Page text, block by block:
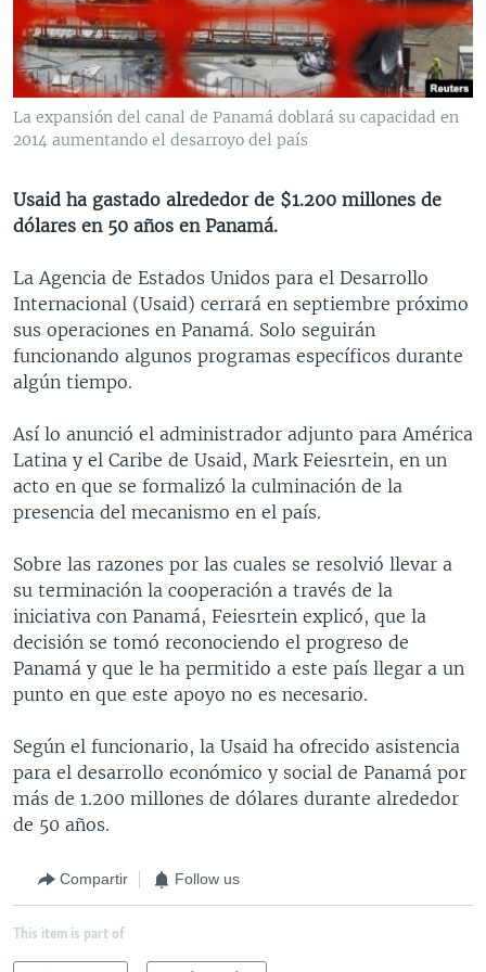
VENEZUELA
BRASIL
NICARAGUA
ECONOMÍA
ENTRETENIMIENTO Y CULTURA
TECNOLOGÍA
DEPORTES
MULTIMEDIA
VIDEOS
FOTOGRAFÍA
AUDIOS
PROGRAMAS TV
EL MUNDO AL DÍA
FORO INTERAMERICANO
LAS CLAVES
RADIO
AVANCE INFORMATIVO
BUENOS DÍAS AMÉRICA
EL MUNDO AL DÍA [RADIO]
FORO [RADIO]
DEPORTIVO INTERNACIONAL
DIRECT
Learning English
SÍGANOS
Idiomas
La expansión del canal de Panamá doblará su capacidad en
2014 aumentando el desarroyo del país
Usaid ha gastado alrededor de $1.200 millones de
dólares en 50 años en Panamá.
La Agencia de Estados Unidos para el Desarrollo
Internacional (Usaid) cerrará en septiembre próximo
sus operaciones en Panamá. Solo seguirán
funcionando algunos programas específicos durante
algún tiempo.
Así lo anunció el administrador adjunto para América
Latina y el Caribe de Usaid, Mark Feiesrtein, en un
acto en que se formalizó la culminación de la
presencia del mecanismo en el país.
Sobre las razones por las cuales se resolvió llevar a
su terminación la cooperación a través de la
iniciativa con Panamá, Feiesrtein explicó, que la
decisión se tomó reconociendo el progreso de
Panamá y que le ha permitido a este país llegar a un
punto en que este apoyo no es necesario.
Según el funcionario, la Usaid ha ofrecido asistencia
para el desarrollo económico y social de Panamá por
más de 1.200 millones de dólares durante alrededor
de 50 años.
Compartir Follow us
This item is part of